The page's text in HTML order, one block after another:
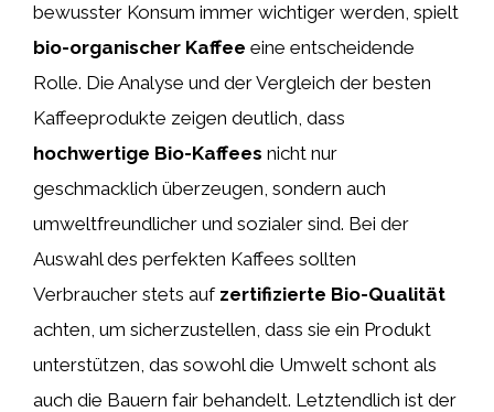
bewusster Konsum immer wichtiger werden, spielt
bio-organischer Kaffee eine entscheidende
Rolle. Die Analyse und der Vergleich der besten
Kaffeeprodukte zeigen deutlich, dass
hochwertige Bio-Kaffees nicht nur
geschmacklich überzeugen, sondern auch
umweltfreundlicher und sozialer sind. Bei der
Auswahl des perfekten Kaffees sollten
Verbraucher stets auf zertifizierte Bio-Qualität
achten, um sicherzustellen, dass sie ein Produkt
unterstützen, das sowohl die Umwelt schont als
auch die Bauern fair behandelt. Letztendlich ist der